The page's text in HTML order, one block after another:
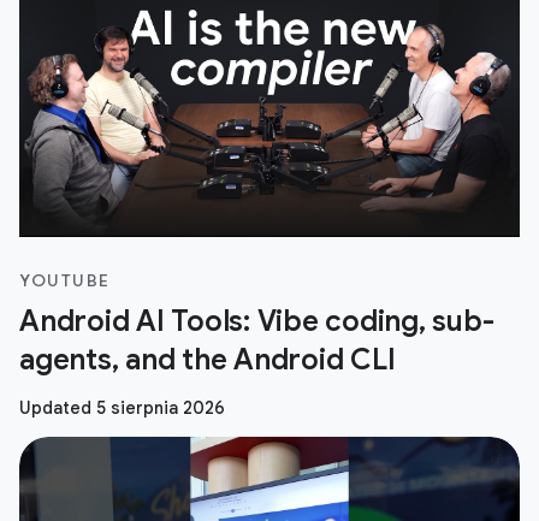
YOUTUBE
Android AI Tools: Vibe coding, sub-
agents, and the Android CLI
Updated 5 sierpnia 2026